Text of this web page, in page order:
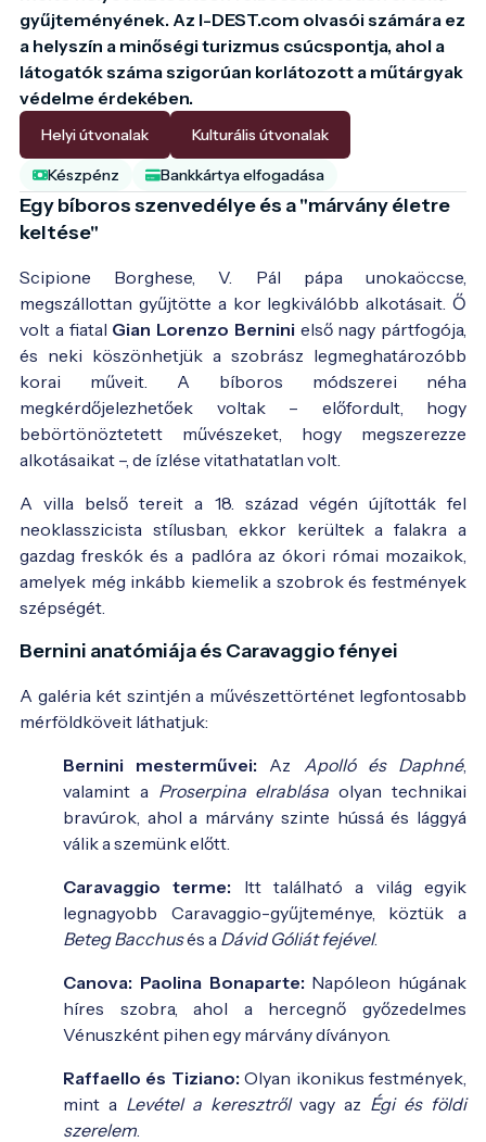
gyűjteményének. Az I-DEST.com olvasói számára ez
a helyszín a minőségi turizmus csúcspontja, ahol a
látogatók száma szigorúan korlátozott a műtárgyak
védelme érdekében.
Helyi útvonalak Kulturális útvonalak
Készpénz Bankkártya elfogadása
Egy bíboros szenvedélye és a "márvány életre
keltése"
Scipione Borghese, V. Pál pápa unokaöccse,
megszállottan gyűjtötte a kor legkiválóbb alkotásait. Ő
volt a fiatal Gian Lorenzo Bernini első nagy pártfogója,
és neki köszönhetjük a szobrász legmeghatározóbb
korai műveit. A bíboros módszerei néha
megkérdőjelezhetőek voltak – előfordult, hogy
bebörtönöztetett művészeket, hogy megszerezze
alkotásaikat –, de ízlése vitathatatlan volt.
A villa belső tereit a 18. század végén újították fel
neoklasszicista stílusban, ekkor kerültek a falakra a
gazdag freskók és a padlóra az ókori római mozaikok,
amelyek még inkább kiemelik a szobrok és festmények
szépségét.
Bernini anatómiája és Caravaggio fényei
A galéria két szintjén a művészettörténet legfontosabb
mérföldköveit láthatjuk:
Bernini mesterművei: Az Apolló és Daphné,
valamint a Proserpina elrablása olyan technikai
bravúrok, ahol a márvány szinte hússá és lággyá
válik a szemünk előtt.
Caravaggio terme: Itt található a világ egyik
legnagyobb Caravaggio-gyűjteménye, köztük a
Beteg Bacchusés a Dávid Góliát fejével.
Canova: Paolina Bonaparte: Napóleon húgának
híres szobra, ahol a hercegnő győzedelmes
Vénuszként pihen egy márvány díványon.
Raffaello és Tiziano: Olyan ikonikus festmények,
mint a Levétel a keresztrőlvagy az Égi és földi
szerelem